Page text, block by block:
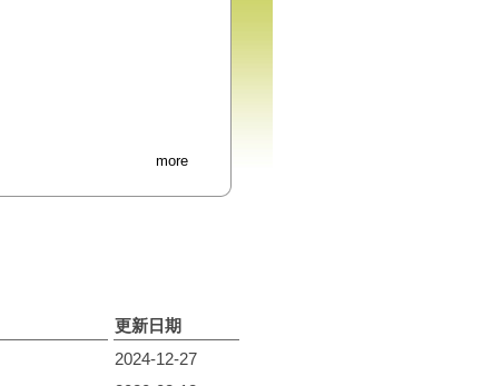
more
更新日期
2024-12-27